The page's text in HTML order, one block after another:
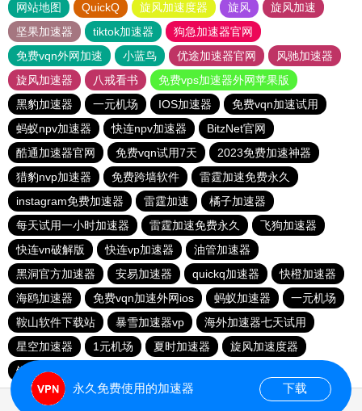
网站地图 QuickQ 旋风加速度器 旋风
旋风加速
坚果加速器
tiktok加速器
狗急加速器官网
免费vqn外网加速
小蓝鸟 优途加速器官网
风驰加速器
旋风加速器
八戒看书
免费vps加速器外网苹果版
黑豹加速器
一元机场 IOS加速器
免费vqn加速试用
蚂蚁npv加速器
快连npv加速器
BitzNet官网
酷通加速器官网
免费vqn试用7天
2023免费加速神器
猎豹nvp加速器
免费跨墙软件
雷霆加速免费永久
instagram免费加速器
雷霆加速
橘子加速器
每天试用一小时加速器
雷霆加速免费永久
飞狗加速器
快连vn破解版
快连vp加速器
油管加速器
黑洞官方加速器
安易加速器 quickq加速器
快橙加速器
海鸥加速器
免费vqn加速外网ios 蚂蚁加速器
一元机场
鞍山软件下载站
暴雪加速器vp
海外加速器七天试用
星空加速器
1元机场 夏时加速器
旋风加速度器
银河加速器
永久免费使用的加速器 下载